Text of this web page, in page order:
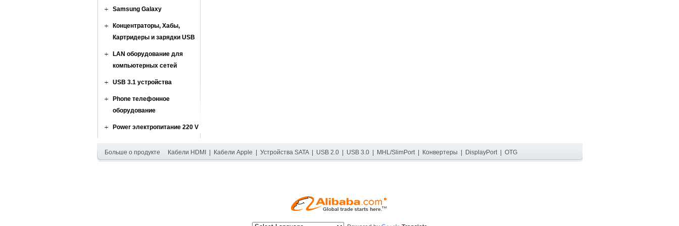
Samsung Galaxy
Концентраторы, Хабы,
Картридеры и зарядки USB
LAN оборудование для
компьютерных сетей
USB 3.1 устройства
Phone телефонное
оборудование
Power электропитание 220 V
Больше о продукте Кабели HDMI Кабели Apple Устройства SATA| USB 2.0| USB 3.0| MHL/SlimPort| Конвертеры DisplayPort| OTG